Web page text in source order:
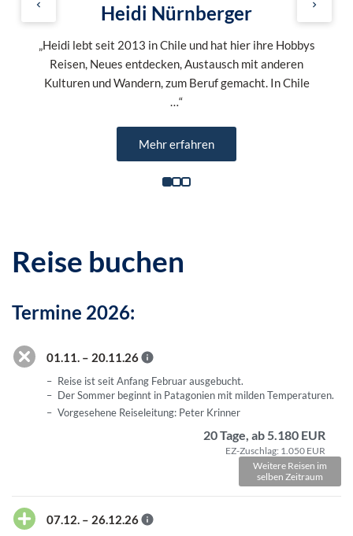
Heidi Nürnberger
„Heidi lebt seit 2013 in Chile und hat hier ihre Hobbys
Reisen, Neues entdecken, Austausch mit anderen
Kulturen und Wandern, zum Beruf gemacht. In Chile
…“
Mehr erfahren
Reise buchen
Termine 2026:
01.11. – 20.11.26
Reise ist seit Anfang Februar ausgebucht.
Der Sommer beginnt in Patagonien mit milden Temperaturen.
Vorgesehene Reiseleitung: Peter Krinner
20 Tage, ab 5.180 EUR
EZ-Zuschlag: 1.050 EUR
Weitere Reisen im
selben Zeitraum
07.12. – 26.12.26